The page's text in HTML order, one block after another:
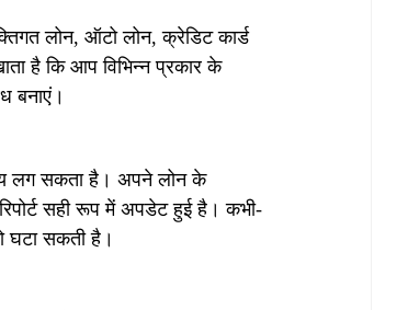
लोन, ऑटो लोन, क्रेडिट कार्ड
है कि आप विभिन्न प्रकार के
बनाएं।
लग सकता है। अपने लोन के
सही रूप में अपडेट हुई है। कभी-
घटा सकती है।